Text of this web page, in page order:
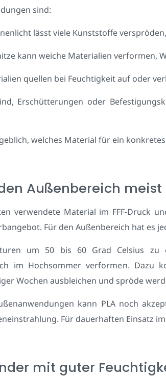
sind:
lässt viele Kunststoffe
kann weiche Materialien verformen,
quellen bei Feuchtigkeit auf oder
Erschütterungen oder
welches Material für ein
Außenbereich
verwendete Material im FFF-Druck
Für den Außenbereich hat es
um 50 bis 60 Grad Celsius zu
im Hochsommer verformen. Dazu
Wochen ausbleichen und spröde
kann PLA noch
Für dauerhaften Einsatz
mit guter